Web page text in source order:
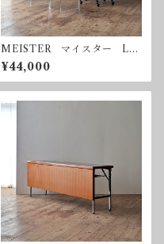
MEISTER マイスター Luf
t Table ルフトテーブル ロ
ーズウッド コーヒーテーブ
ル
¥44,000